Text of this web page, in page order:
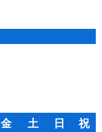
金 土 日 祝